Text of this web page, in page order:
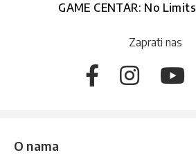
GAME CENTAR: No
Zaprati nas
O nama